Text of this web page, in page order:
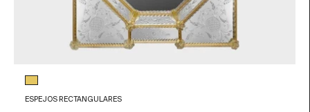
Color de Cristal
Pan de oro
ESPEJOS RECTANGULARES